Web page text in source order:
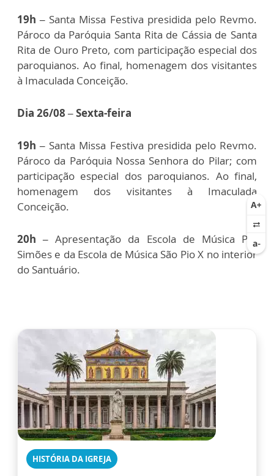
19h – Santa Missa Festiva presidida pelo Revmo.
Pároco da Paróquia Santa Rita de Cássia de Santa
Rita de Ouro Preto, com participação especial dos
paroquianos. Ao final, homenagem dos visitantes
à Imaculada Conceição.
Dia 26/08 – Sexta-feira
19h – Santa Missa Festiva presidida pelo Revmo.
Pároco da Paróquia Nossa Senhora do Pilar; com
participação especial dos paroquianos. Ao final,
homenagem dos visitantes à Imaculada
Conceição.
20h –Apresentação da Escola de Música Pe.
Simões e da Escola de Música São Pio X no interior
do Santuário.
HISTÓRIA DA IGREJA